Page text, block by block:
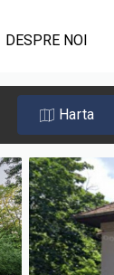
DESPRE NOI
Harta